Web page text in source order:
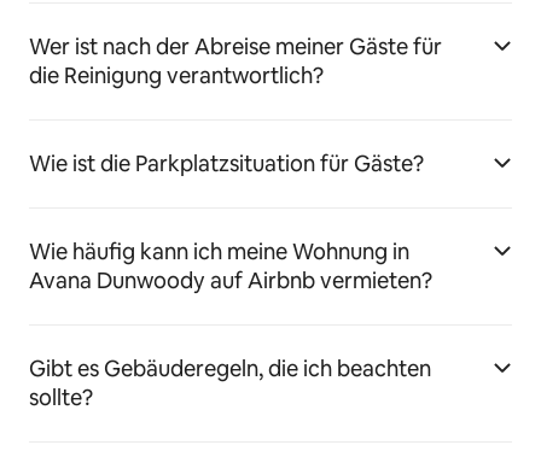
Wer ist nach der Abreise meiner Gäste für
die Reinigung verantwortlich?
Wie ist die Parkplatzsituation für Gäste?
Wie häufig kann ich meine Wohnung in
Avana Dunwoody auf Airbnb vermieten?
Gibt es Gebäuderegeln, die ich beachten
sollte?